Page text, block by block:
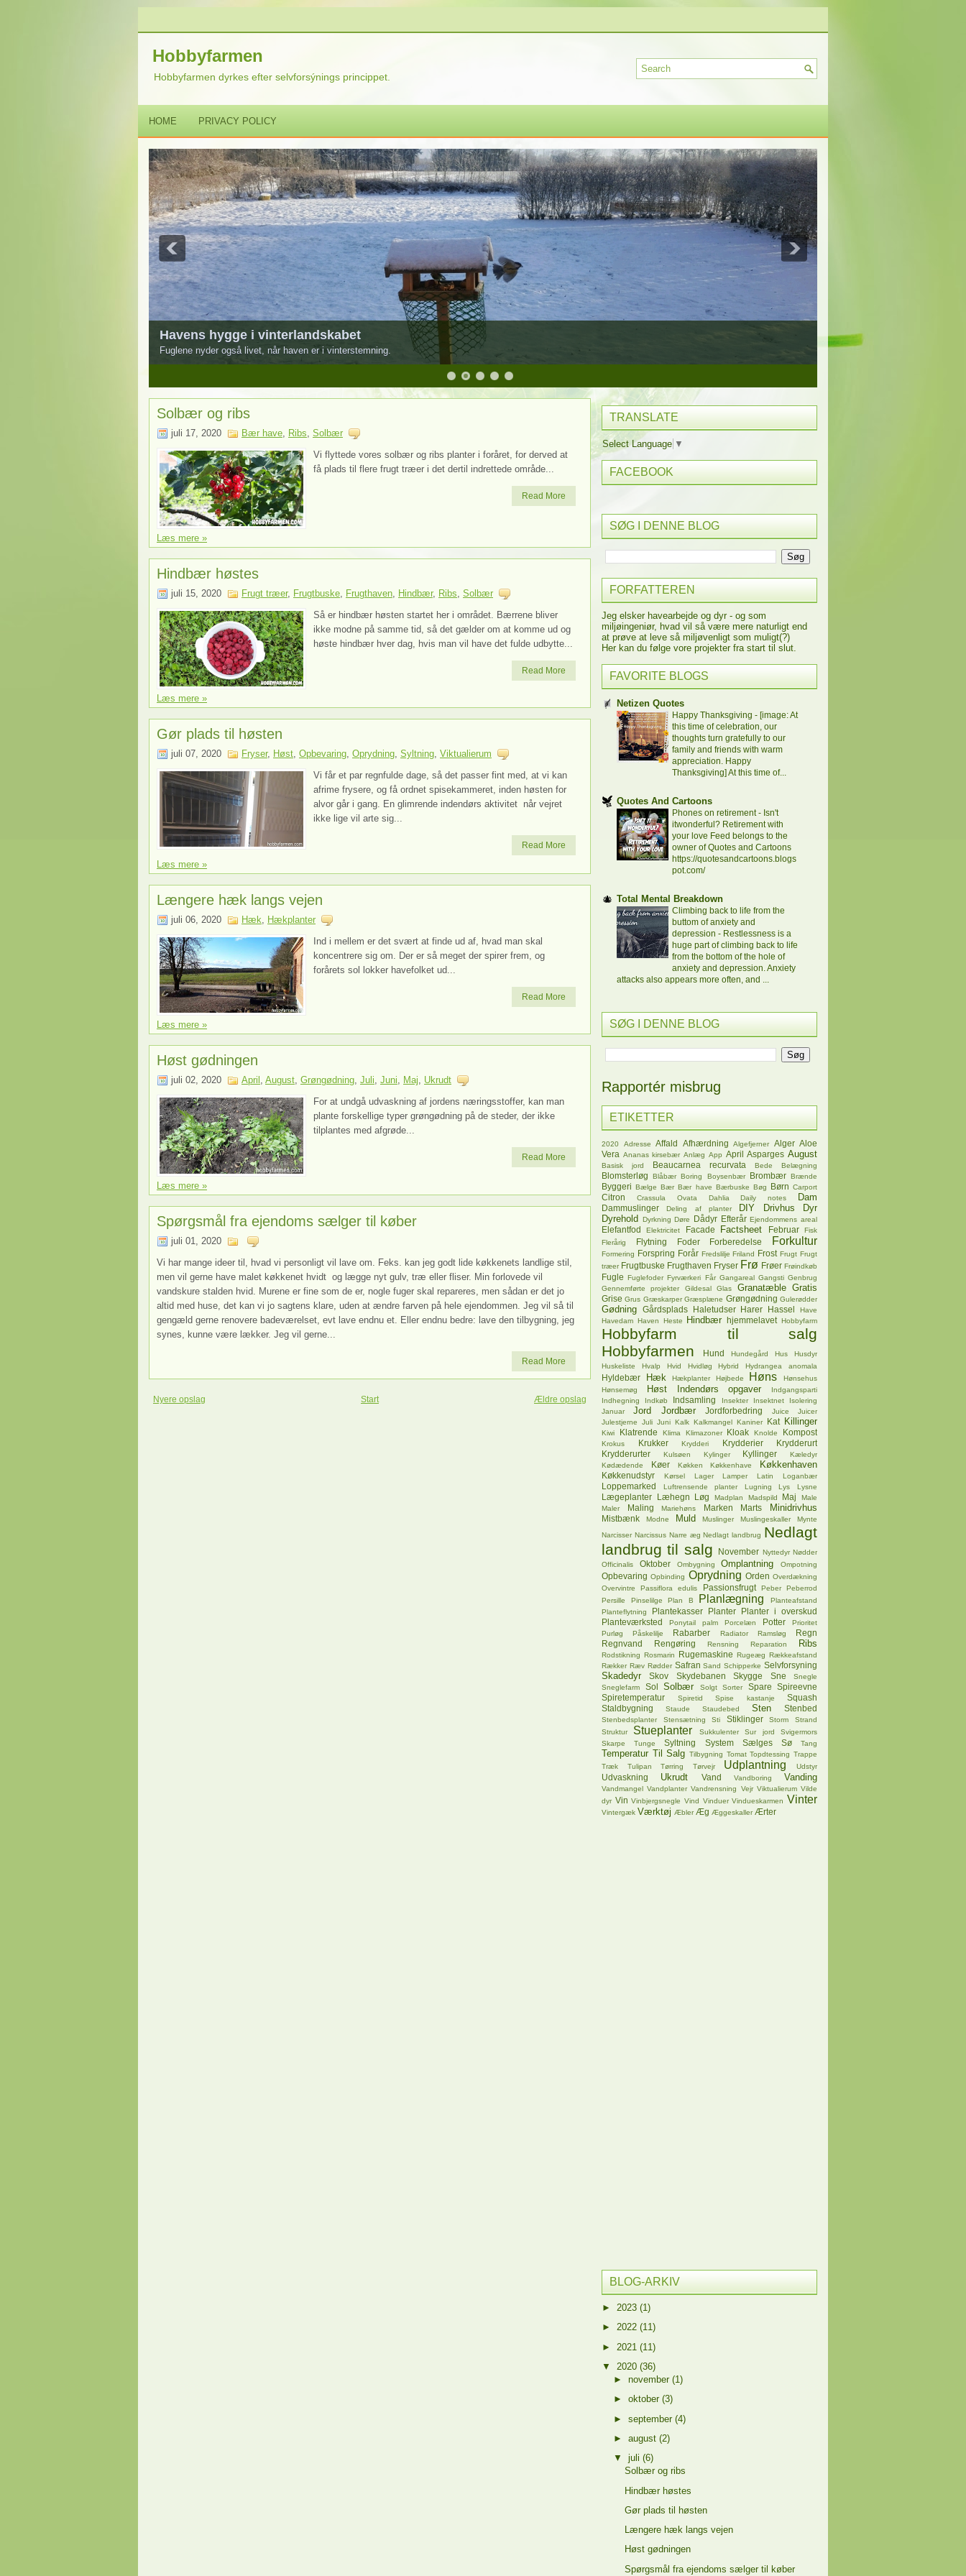
Hobbyfarmen
Hobbyfarmen dyrkes efter selvforsýnings princippet.
HOME PRIVACY POLICY
Havens hygge i vinterlandskabet
Fuglene nyder også livet, når haven er i vinterstemning.
Solbær og ribs
juli 17, 2020 Bær have, Ribs, Solbær
Vi flyttede vores solbær og ribs planter i foråret, for derved at
få plads til flere frugt træer i det dertil indrettede område...
Read More
Læs mere »
Hindbær høstes
juli 15, 2020 Frugt træer, Frugtbuske, Frugthaven, Hindbær, Ribs, Solbær
Så er hindbær høsten startet her i området. Bærrene bliver
ikke modne på samme tid, så det gælder om at komme ud og
høste hindbær hver dag, hvis man vil have det fulde udbytte...
Read More
Læs mere »
Gør plads til høsten
juli 07, 2020 Fryser, Høst, Opbevaring, Oprydning, Syltning, Viktualierum
Vi får et par regnfulde dage, så det passer fint med, at vi kan
afrime frysere, og få ordnet spisekammeret, inden høsten for
alvor går i gang. En glimrende indendørs aktivitet når vejret
ikke lige vil arte sig...
Read More
Læs mere »
Længere hæk langs vejen
juli 06, 2020 Hæk, Hækplanter
Ind i mellem er det svært at finde ud af, hvad man skal
koncentrere sig om. Der er så meget der spirer frem, og
forårets sol lokker havefolket ud...
Read More
Læs mere »
Høst gødningen
juli 02, 2020 April , August, Grøngødning, Juli, Juni, Maj, Ukrudt
For at undgå udvaskning af jordens næringsstoffer, kan man
plante forskellige typer grøngødning på de steder, der ikke
tilplantes med afgrøde...
Read More
Læs mere »
Spørgsmål fra ejendoms sælger til køber
juli 01, 2020
Vi har mange ideer til, hvad vi personligt vil lave om. Feks. kan jeg godt lide køkkenets landlige stil,
men vil gerne have malet køkkenet hvidt og lægge nyt gulv, træ eller fliser. Min forlovede vil
vandskure stalden hvid. Murene er fine som de er, nogle fuger skal repareres, men sådan er det jo
altid med huse, det kan vi jo sagtens klare, uden at ændre farven på hele ejendommen. Jeg vil så til
gengæld gerne renovere badeværelset, evt lave endnu et. Eller endnu bedre: lave den tilbygning, jeg
synes, kunne være lækker. Jeg vil gerne...
Read More
Nyere opslag Ældre opslag
Start
TRANSLATE
Select Language ▼
FACEBOOK
SØG I DENNE BLOG
FORFATTEREN
Jeg elsker havearbejde og dyr - og som
miljøingeniør, hvad vil så være mere naturligt end
at prøve at leve så miljøvenligt som muligt(?)
Her kan du følge vore projekter fra start til slut.
FAVORITE BLOGS
Netizen Quotes
Happy Thanksgiving - [image: At
this time of celebration, our
thoughts turn gratefully to our
family and friends with warm
appreciation. Happy
Thanksgiving] At this time of...
Quotes And Cartoons
Phones on retirement- Isn't
itwonderful? Retirement with
your love Feed belongs to the
owner of Quotes and Cartoons
https://quotesandcartoons.blogs
pot.com/
Total Mental Breakdown
Climbing back to life from the
buttom of anxiety and
depression - Restlessness is a
huge part of climbing back to life
from the bottom of the hole of
anxiety and depression. Anxiety
attacks also appears more often, and ...
SØG I DENNE BLOG
Rapportér misbrug
ETIKETTER
2020 Adresse Affald Afhærdning Algefjerner Alger Aloe
Vera Ananas kirsebær Anlæg App April Asparges August
Basisk jord Beaucarnea recurvata Bede Belægning
Blomsterløg Blåbær Boring Boysenbær Brombær Brænde
Byggeri Bælge Bær Bær have Bærbuske Bøg Børn Carport
Citron Crassula Ovata Dahlia Daily notes Dam
Dammuslinger Deling af planter DIY Drivhus
Dyr
Dyrehold
Dyrkning Døre Dådyr Efterår Ejendommens areal
Elefantfod Elektricitet Facade Factsheet Februar
Fisk
Flerårig
Flytning Foder Forberedelse Forkultur
Formering Forspring Forår Fredslilje Friland Frost Frugt Frugt
træer Frugtbuske Frugthaven Fryser Frø Frøer Frøindkøb
Fugle Fuglefoder Fyrværkeri Får Gangareal Gangsti Genbrug
Gennemførte projekter
Gildesal Glas Granatæble Gratis
Grise Grus Græskarper Græsplæne Grøngødning Gulerødder
Gødning Gårdsplads Haletudser Harer Hassel
Have
Havedam Haven Heste Hindbær hjemmelavet Hobbyfarm
Hobbyfarm til salg
Hobbyfarmen
Hund Hundegård Hus
Husdyr
Huskeliste
Hvalp Hvid Hvidløg Hybrid Hydrangea anomala
Hyldebær Hæk Hækplanter Højbede Høns
Hønsehus
Hønsemøg
Høst Indendørs opgaver
Indgangsparti
Indhegning
Indkøb Indsamling Insekter Insektnet
Isolering
Januar
Jord Jordbær Jordforbedring Juice
Juicer
Julestjerne
Juli Juni Kalk Kalkmangel Kaniner Kat Killinger
Kiwi Klatrende Klima Klimazoner Kloak Knolde Kompost
Krokus Krukker Krydderi Krydderier
Krydderurt
Krydderurter
Kulsøen Kylinger Kyllinger
Kæledyr
Kødædende
Køer Køkken Køkkenhave Køkkenhaven
Køkkenudstyr Kørsel Lager Lamper Latin Loganbær
Loppemarked Luftrensende planter Lugning Lys Lysne
Lægeplanter Læhegn Løg Madplan Madspild Maj
Male
Maler
Maling Mariehøns Marken Marts Minidrivhus
Mistbænk Modne Muld Muslinger Muslingeskaller
Mynte
Narcisser Narcissus Narre æg Nedlagt landbrug Nedlagt
landbrug til salg
November Nyttedyr Nødder
Officinalis
Oktober Ombygning Omplantning Ompotning
Opbevaring Opbinding Oprydning Orden Overdækning
Overvintre
Passiflora edulis Passionsfrugt Peber
Peberrod
Persille
Pinselilge Plan B Planlægning
Planteafstand
Planteflytning
Plantekasser Planter
Planter i overskud
Planteværksted
Ponytail palm Porcelæn Potter
Prioritet
Purløg
Påskelilje Rabarber Radiator Ramsløg
Regn
Regnvand
Rengøring Rensning Reparation Ribs
Rodstikning Rosmarin Rugemaskine Rugeæg Rækkeafstand
Rækker Ræv Rødder Safran Sand Schipperke Selvforsyning
Skadedyr Skov Skydebanen Skygge Sne
Snegle
Sneglefarm
Sol Solbær Solgt Sorter Spare
Spireevne
Spiretemperatur
Spiretid Spise kastanje
Squash
Staldbygning
Staude Staudebed Sten Stenbed
Stenbedsplanter Stensætning Sti Stiklinger Storm
Strand
Struktur
Stueplanter Sukkulenter Sur jord
Svigermors
Skarpe Tunge
Syltning System Sælges Sø Tang
Temperatur Til Salg Tilbygning Tomat Topdtessing Trappe
Træk
Tulipan Tørring Tørvejr Udplantning Udstyr
Udvaskning Ukrudt Vand Vandboring Vanding
Vandmangel Vandplanter Vandrensning Vejr Viktualierum Vilde
dyr Vin Vinbjergsnegle Vind Vinduer Vindueskarmen Vinter
Vintergæk Værktøj Æbler Æg Æggeskaller Ærter
BLOG-ARKIV
► 2023 (1)
► 2022 (11)
► 2021 (11)
▼ 2020 (36)
► november (1)
► oktober (3)
► september (4)
► august (2)
▼ juli (6)
Solbær og ribs
Hindbær høstes
Gør plads til høsten
Længere hæk langs vejen
Høst gødningen
Spørgsmål fra ejendoms sælger til køber